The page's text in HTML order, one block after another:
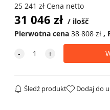
25 241 zł Cena netto
31 046 zł
ilošč
Pierwotna cena 38 808zł
Śledź produkt Dodaj do